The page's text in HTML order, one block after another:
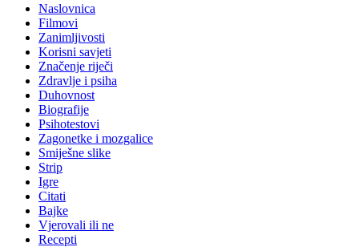
Naslovnica
Filmovi
Zanimljivosti
Korisni savjeti
Značenje riječi
Zdravlje i psiha
Duhovnost
Biografije
Psihotestovi
Zagonetke i mozgalice
Smiješne slike
Strip
Igre
Citati
Bajke
Vjerovali ili ne
Recepti